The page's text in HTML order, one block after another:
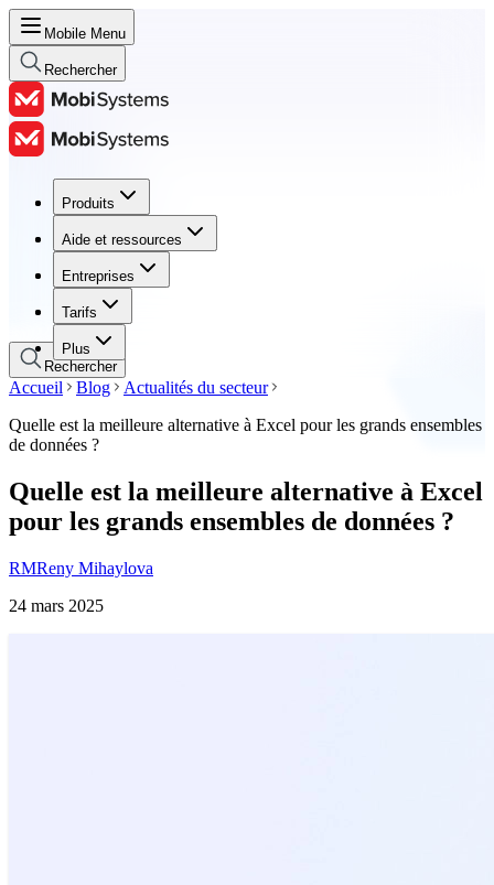
Mobile Menu
Rechercher
Produits
Aide et ressources
Entreprises
Tarifs
Plus
Produits
Aide et ressources
Entreprises
Tarifs
Rechercher
Accueil Blog
Actualités du secteur
Quelle est la meilleure alternative à Excel pour les grands ensembles
de données ?
Quelle est la meilleure alternative à Excel
pour les grands ensembles de données ?
RMReny Mihaylova
24 mars 2025